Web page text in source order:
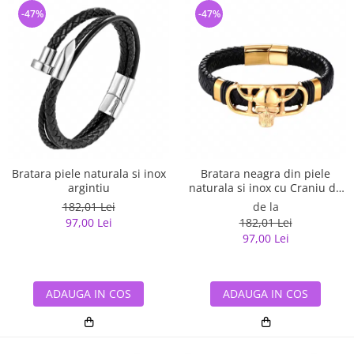
Bratara piele naturala si inox
argintiu
182,01 Lei
97,00 Lei
-47%
ADAUGA IN COS
Bratara neagra din piele
naturala si inox cu Craniu de
Viking
de la
182,01 Lei
97,00 Lei
-47%
ADAUGA IN COS